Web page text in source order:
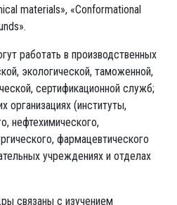
materials», «Conformational
работать в производственных
экологической, таможенной,
сертификационной служб;
организациях (институты,
нефтехимического,
фармацевтического
учреждениях и отделах
связаны с изучением